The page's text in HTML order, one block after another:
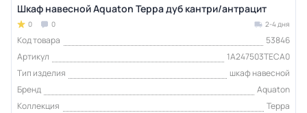
Шкаф навесной Aquaton Терра дуб кантри/антрацит
0 0 2-4 дня
Код товара
53846
Артикул
1A247503TECA0
Тип изделия
шкаф навесной
Бренд
Aquaton
Коллекция
Терра